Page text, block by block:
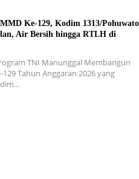
Ke-129, Kodim 1313/Pohuwato
Air Bersih hingga RTLH di
TNI Manunggal Membangun
129 Tahun Anggaran 2026 yang